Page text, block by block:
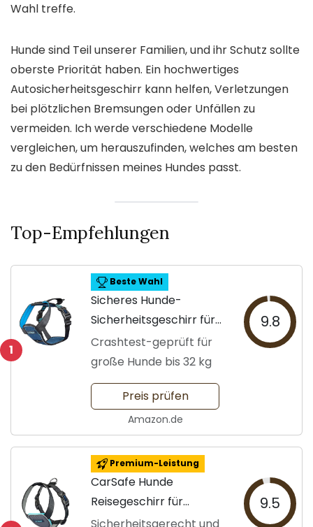
Wahl treffe.
Hunde sind Teil unserer Familien, und ihr Schutz sollte
oberste Priorität haben. Ein hochwertiges
Autosicherheitsgeschirr kann helfen, Verletzungen
bei plötzlichen Bremsungen oder Unfällen zu
vermeiden. Ich werde verschiedene Modelle
vergleichen, um herauszufinden, welches am besten
zu den Bedürfnissen meines Hundes passt.
Top-Empfehlungen
1
Beste Wahl
Sicheres Hunde-
Sicherheitsgeschirr für
Autos
Crashtest-geprüft für
große Hunde bis 32 kg
9.8
Preis prüfen
Amazon.de
Premium-Leistung
CarSafe Hunde
Reisegeschirr für
Autofahrten
9.5